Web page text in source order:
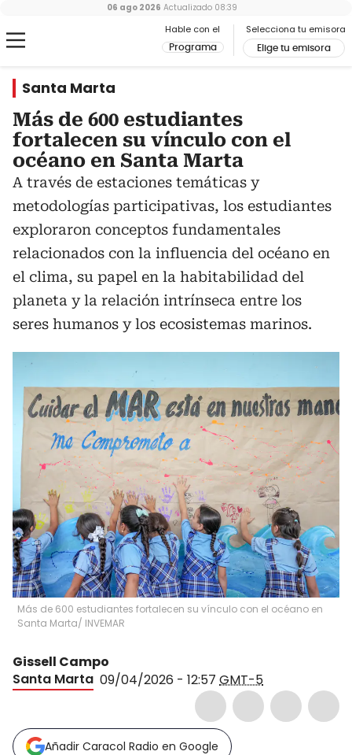
Hable con el
Programa
Selecciona tu emisora
Elige tu emisora
06 ago 2026 Actualizado 08:39
Santa Marta
Más de 600 estudiantes
fortalecen su vínculo con el
océano en Santa Marta
A través de estaciones temáticas y
metodologías participativas, los estudiantes
exploraron conceptos fundamentales
relacionados con la influencia del océano en
el clima, su papel en la habitabilidad del
planeta y la relación intrínseca entre los
seres humanos y los ecosistemas marinos.
Más de 600 estudiantes fortalecen su vínculo con el océano en
Santa Marta/ INVEMAR
Gissell Campo
Santa Marta 09/04/2026 - 12:57 GMT-5
Añadir Caracol Radio en Google